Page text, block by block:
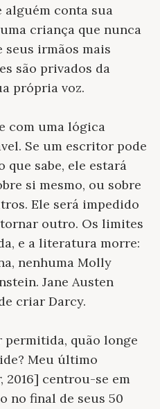
alguém conta sua
criança que nunca
seus irmãos mais
são privados da
própria voz.
com uma lógica
Se um escritor pode
que sabe, ele estará
si mesmo, ou sobre
Ele será impedido
outro. Os limites
e a literatura morre:
nenhuma Molly
Jane Austen
criar Darcy.
permitida, quão longe
Meu último
, 2016] centrou-se em
no final de seus 50